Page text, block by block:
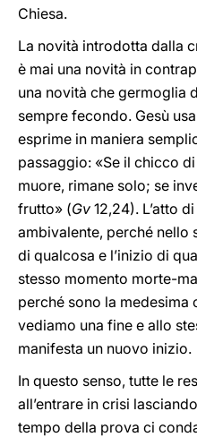
Chiesa.
La novità introdotta dalla
è mai una novità in
una novità che germoglia
sempre fecondo. Gesù
esprime in maniera
passaggio: «Se il chicco
muore, rimane solo; se
frutto» (Gv 12,24). L’atto
ambivalente, perché nello
di qualcosa e l’inizio di
stesso momento morte-
perché sono la medesima
vediamo una fine e allo
manifesta un nuovo inizio.
In questo senso, tutte le
all’entrare in crisi
tempo della prova ci